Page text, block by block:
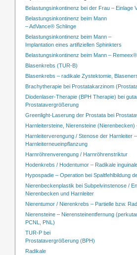
Belastungsinkontinenz bei der Frau – Einlage
Belastungsinkontinenz beim Mann
– AdVance® Schlinge
Belastungsinkontinenz beim Mann –
Implantation eines artifiziellen Sphinkters
Belastungsinkontinenz beim Mann –
Blasenkrebs (TUR-B)
Blasenkrebs – radikale Zystektomie,
Brachytherapie bei Prostatakarzinom
Diodenlaser-Therapie (BPH Therapie) bei
Prostatavergrößerung
Greenlight-Laserung der Prostata bei
Harnleitersteine, Nierensteine (Nierenbecken)
Harnleiterverengung / Stenose der Harnleiter –
Harnleiterneueinpflanzung
Harnröhrenverengung / Harnröhrenstriktur
Hodenkrebs / Hodentumor – Radikale
Hypospadie – Operation bei Spaltfehlbildung
Nierenbeckenplastik bei Subpelvinstenose /
Nierenbecken und Harnleiter
Nierentumor / Nierenkrebs – Partielle bzw.
Nierensteine – Nierensteinentfernung
PCNL, PNL)
TUR-P bei
Prostatavergrößerung (BPH)
Radikale